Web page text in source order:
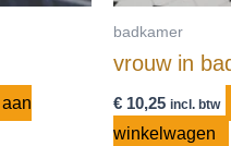
badkamer
vrouw in
€10,25 incl. btw
winkelwagen